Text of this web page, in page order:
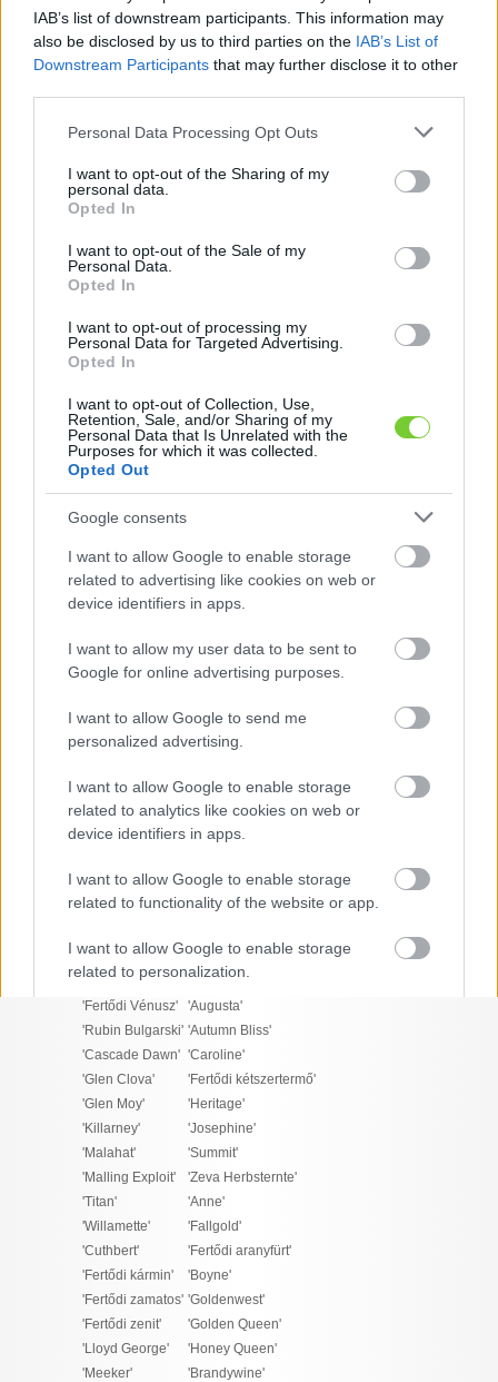
IAB’s list of downstream participants. This information may
also be disclosed by us to third parties on the IAB’s List of
Downstream Participants that may further disclose it to other
Please note that this website/app uses one or more Google
not limited to your visit or usage behaviour. You may click to
grant or deny consent to Google and its third-party tags to
use your data for below specified purposes in below Google
consent section.
Personal Data Processing Opt Outs
I want to opt-out of the Sharing of my
personal data.
Opted In
I want to opt-out of the Sale of my
Personal Data.
Opted In
I want to opt-out of processing my
Personal Data for Targeted Advertising.
Opted In
I want to opt-out of Collection, Use,
Retention, Sale, and/or Sharing of my
Personal Data that Is Unrelated with the
Purposes for which it was collected.
Opted Out
Google consents
I want to allow Google to enable storage
related to advertising like cookies on web or
device identifiers in apps.
I want to allow my user data to be sent to
Google for online advertising purposes.
I want to allow Google to send me
personalized advertising.
I want to allow Google to enable storage
related to analytics like cookies on web or
device identifiers in apps.
I want to allow Google to enable storage
related to functionality of the website or app.
I want to allow Google to enable storage
related to personalization.
I want to allow Google to enable storage
related to security, including authentication
functionality and fraud prevention, and other
user protection.
CONFIRM
Data Access
Felhasználónév
Jelszó
Elfelejtette jelszavát?
Bejelentkezés
faiskola.hu
Kertészeti, kerti termékek és szolgáltatások térképes
KERTÉSZ ÉS KERTÉSZET REGISZTRÁCIÓ
Málna (Rubus ideaus
'Glen Ample')
Amálna (Rubus idaeus)Magyarországon őshonos, föld
alatti tarackokat hajtó, kb. 2 m magas félcserje. Levelei 3-
fűrészfogas. Májustól augusztusig virágzik. A virágok
fehérek, laza fürtökben vagy bugában állnak. Vörös,
alatt fejlődik ki és érik be, a szederrel ellentétben leválik
a vackáról. Ízletes gyümölcs, konzervipari alapanyag.
tápanyagban gazdag talajt kedveli. Sarjadzással
szaporodik. Európában majdnem mindenütt
megtalálható, de a mediterrán országokban a hegyekbe
húzódott vissza. Nem él Portugáliában, Izlandon, és
Skandinávia északi részén. Amerikában őshonos fajtája
Termesztett fő fajták
'Boyne'
'Fertődi Vénusz'
'Rubin Bulgarski'
'Cascade Dawn'
'Glen Clova'
'Glen Moy'
'Killarney'
'Malahat'
'Malling Exploit'
'Titan'
'Willamette'
'Cuthbert'
'Fertődi kármin'
'Fertődi zamatos'
'Fertődi zenit'
'Lloyd George'
'Meeker'
'Amity'
'Augusta'
'Autumn Bliss'
'Caroline'
'Fertődi kétszertermő'
'Heritage'
'Josephine'
'Summit'
'Zeva Herbsternte'
'Anne'
'Fallgold'
'Fertődi aranyfürt'
'Boyne'
'Goldenwest'
'Golden Queen'
'Honey Queen'
'Brandywine'